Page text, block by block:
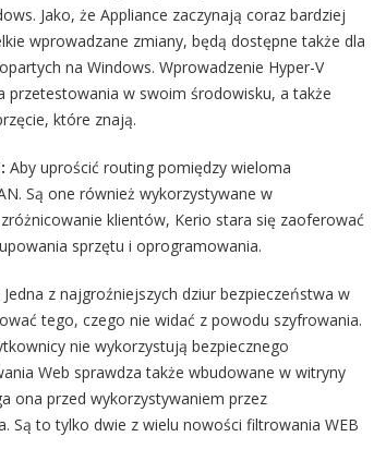
Jako, że Appliance zaczynają coraz bardziej
wprowadzane zmiany, będą dostępne także dla
na Windows. Wprowadzenie Hyper-V
w swoim środowisku, a także
które znają.
Aby uprościć routing pomiędzy wieloma
Są one również wykorzystywane w
klientów, Kerio stara się zaoferować
sprzętu i oprogramowania.
Jedna z najgroźniejszych dziur bezpieczeństwa w
tego, czego nie widać z powodu szyfrowania.
nie wykorzystują bezpiecznego
Web sprawdza także wbudowane w witryny
ona przed wykorzystywaniem przez
Są to tylko dwie z wielu nowości filtrowania WEB